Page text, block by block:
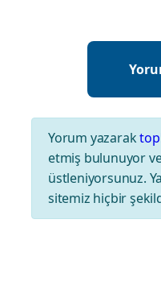
Yorum yazarak
etmiş bulunuyor
üstleniyorsunuz.
sitemiz hiçbir